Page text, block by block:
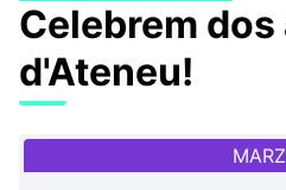
Celebrem dos
d'Ateneu!